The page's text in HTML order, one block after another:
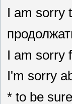
I am sorry
I am sorry
I'm sorry
* to be